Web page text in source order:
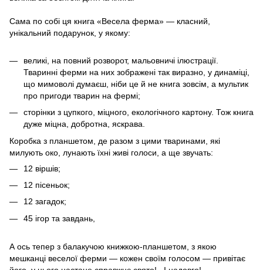
Сама по собі ця книга «Весела ферма» — класний,
унікальний подарунок, у якому:
великі, на повний розворот, мальовничі ілюстрації.
Тваринні ферми на них зображені так виразно, у динаміці,
що мимоволі думаєш, ніби це й не книга зовсім, а мультик
про пригоди тварин на фермі;
сторінки з цупкого, міцного, екологічного картону. Тож книга
дуже міцна, добротна, яскрава.
Коробка з планшетом, де разом з цими тваринами, які
милують око, лунають їхні живі голоси, а ще звучать:
12 віршів;
12 пісеньок;
12 загадок;
45 ігор та завдань,
А ось тепер з балакучою книжкою-планшетом, з якою
мешканці веселої ферми — кожен своїм голосом — привітає